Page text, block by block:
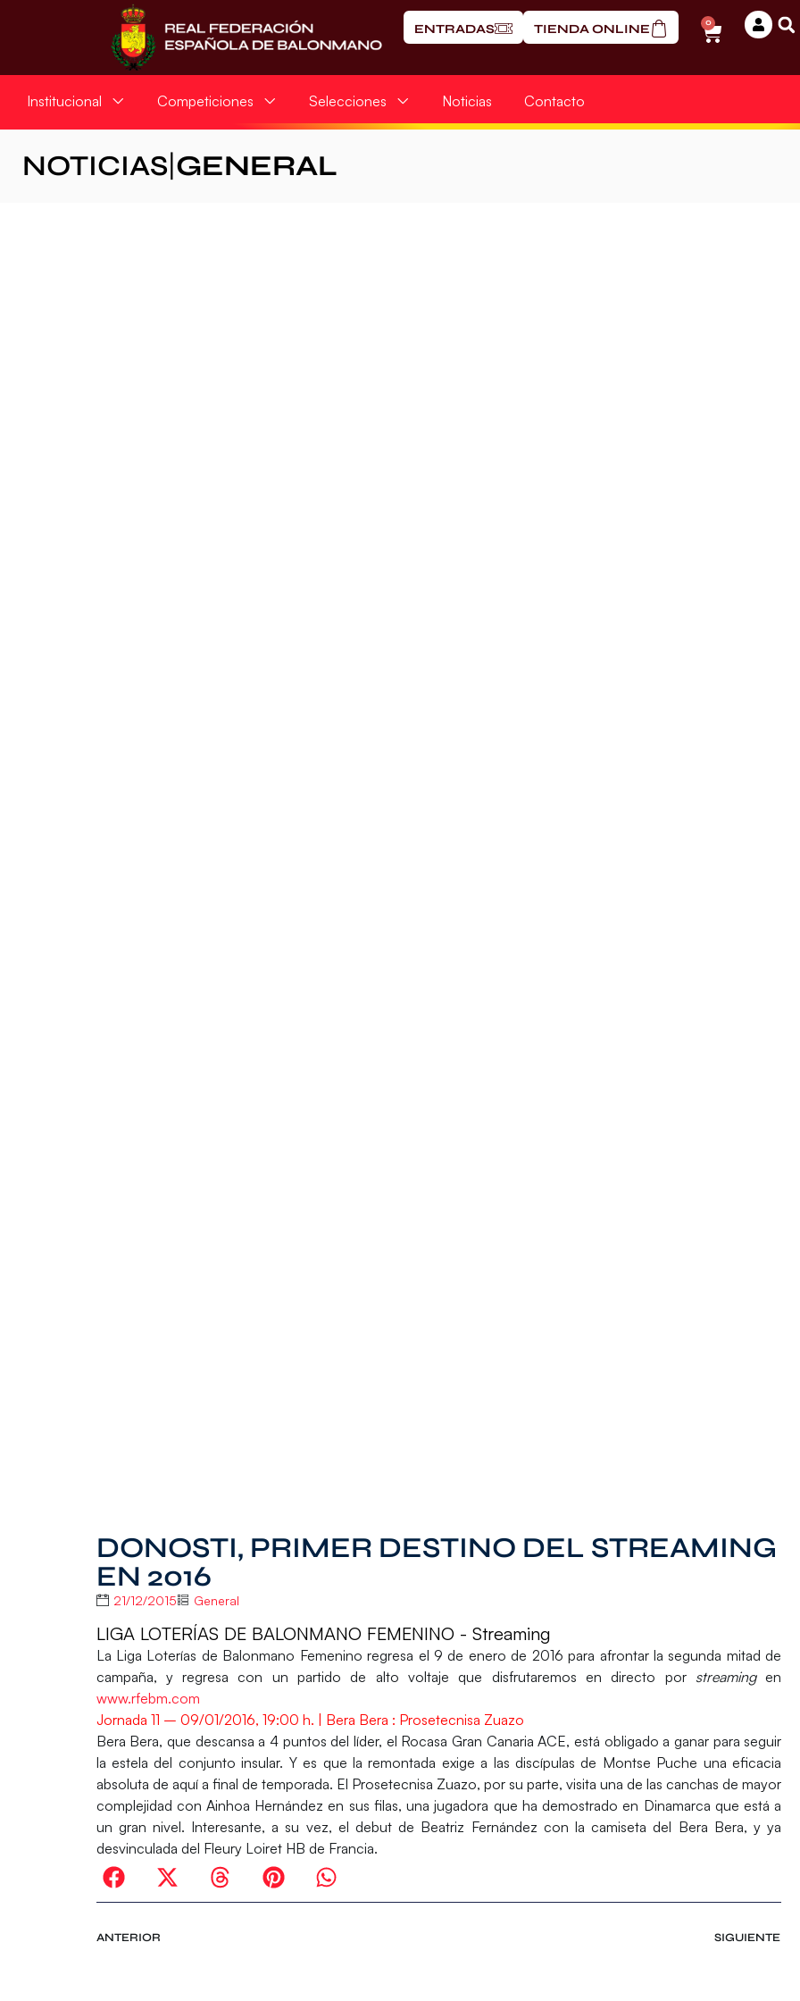
ENTRADAS TIENDA ONLINE 0
Institucional Competiciones Selecciones Noticias Contacto
NOTICIAS GENERAL
DONOSTI, PRIMER DESTINO DEL STREAMING
EN 2016
21/12/2015 General
LIGA LOTERÍAS DE BALONMANO FEMENINO - Streaming
La Liga Loterías de Balonmano Femenino regresa el 9 de enero de 2016 para afrontar la segunda mitad de
campaña, y regresa con un partido de alto voltaje que disfrutaremos en directo por streamingen
www.rfebm.com
Jornada 11 – 09/01/2016, 19:00 h. | Bera Bera : Prosetecnisa Zuazo
Bera Bera, que descansa a 4 puntos del líder, el Rocasa Gran Canaria ACE, está obligado a ganar para seguir
la estela del conjunto insular. Y es que la remontada exige a las discípulas de Montse Puche una eficacia
absoluta de aquí a final de temporada. El Prosetecnisa Zuazo, por su parte, visita una de las canchas de mayor
complejidad con Ainhoa Hernández en sus filas, una jugadora que ha demostrado en Dinamarca que está a
un gran nivel. Interesante, a su vez, el debut de Beatriz Fernández con la camiseta del Bera Bera, y ya
desvinculada del Fleury Loiret HB de Francia.
ANTERIOR SIGUIENTE